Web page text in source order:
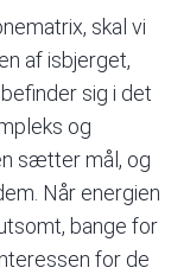
skal vi
af isbjerget,
sig i det
og
sætter mål, og
Når energien
bange for
for de